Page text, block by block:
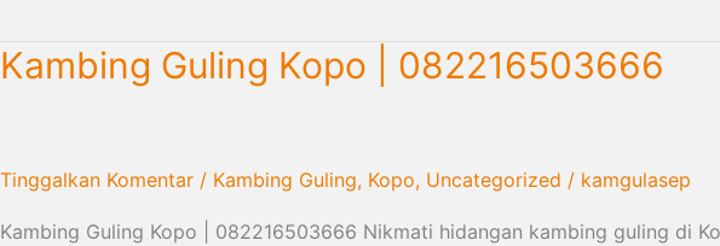
Kambing Guling Kopo | 082216503666
Tinggalkan Komentar / Kambing Guling, Kopo, Uncategorized / kamgulasep
Kambing Guling Kopo | 082216503666 Nikmati hidangan kambing guling di
Kambing
Guling
082216503666